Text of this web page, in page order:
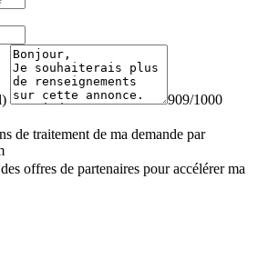
909/1000
de traitement de ma demande par
offres de partenaires pour accélérer ma